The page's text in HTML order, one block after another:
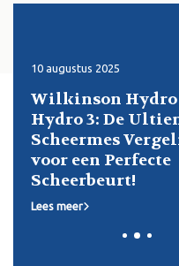
2025
Hydro 5 vs
3: De Ultieme
Vergelijking
een Perfecte